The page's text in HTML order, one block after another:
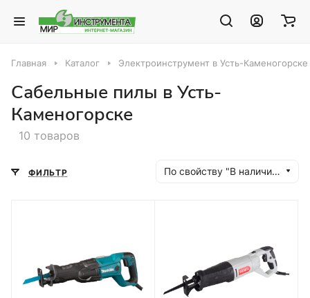
Главная Каталог Электроинструмент в Усть-Каменогорске
Сабельные пилы в Усть-
Каменогорске
10 товаров
ФИЛЬТР По свойству "В наличии" (убывание)